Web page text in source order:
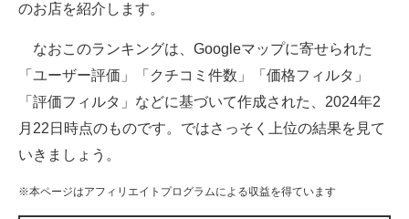
好きが集まる 比べて選べる
ビジネスと働き方のヒント
企業ITのトレンドを詳説
のお店を紹介します。
なおこのランキングは、Googleマップに寄せられた
「ユーザー評価」「クチコミ件数」「価格フィルタ」
「評価フィルタ」などに基づいて作成された、2024年2
月22日時点のものです。ではさっそく上位の結果を見て
いきましょう。
※本ページはアフィリエイトプログラムによる収益を得ています